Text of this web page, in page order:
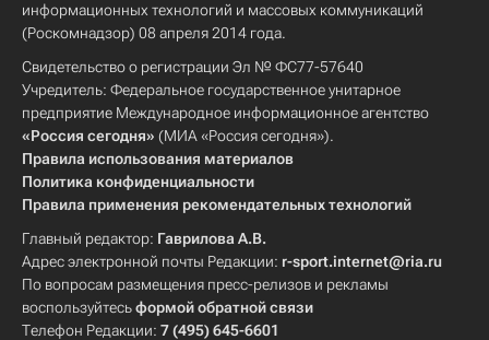
информационных технологий и массовых коммуникаций
(Роскомнадзор) 08 апреля 2014 года.
Свидетельство о регистрации Эл № ФС77-57640
Учредитель: Федеральное государственное унитарное
предприятие Международное информационное агентство
«Россия сегодня» (МИА «Россия сегодня»).
Правила использования материалов
Политика конфиденциальности
Правила применения рекомендательных технологий
Главный редактор: Гаврилова А.В.
Адрес электронной почты Редакции: r-sport.internet@ria.ru
По вопросам размещения пресс-релизов и рекламы
воспользуйтесьформой обратной связи
Телефон Редакции: 7 (495) 645-6601